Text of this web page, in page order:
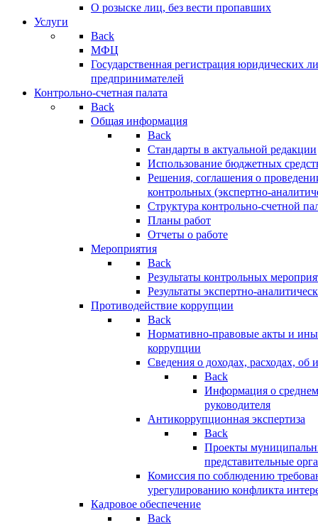
О розыске лиц, без вести пропавших
Услуги
Back
МФЦ
Государственная регистрация юридических
предпринимателей
Контрольно-счетная палата
Back
Общая информация
Back
Стандарты в актуальной редакции
Использование бюджетных
Решения, соглашения о
контрольных (экспертно-
Структура контрольно-счетной
Планы работ
Отчеты о работе
Мероприятия
Back
Результаты контрольных
Результаты экспертно-
Противодействие коррупции
Back
Нормативно-правовые акты и
коррупции
Сведения о доходах, расходах, об
Back
Информация о
руководителя
Антикоррупционная экспертиза
Back
Проекты
представительные
Комиссия по соблюдению
урегулированию конфликта
Кадровое обеспечение
Back